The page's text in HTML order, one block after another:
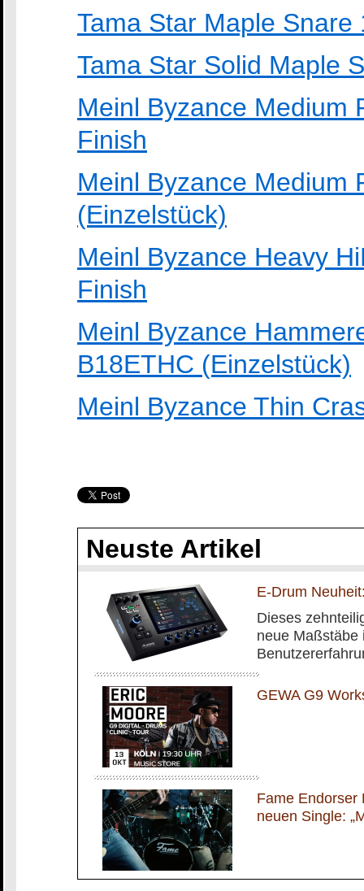
Tama Star Maple
Tama Star Solid Maple
Meinl Byzance Medium
Finish
Meinl Byzance Medium
(Einzelstück)
Meinl Byzance Heavy
Finish
Meinl Byzance
B18ETHC (Einzelstück)
Meinl Byzance Thin
Neuste Artikel
E-Drum
Dieses
neue Maßstäbe
GEWA G9
Fame Endorser
neuen Single: